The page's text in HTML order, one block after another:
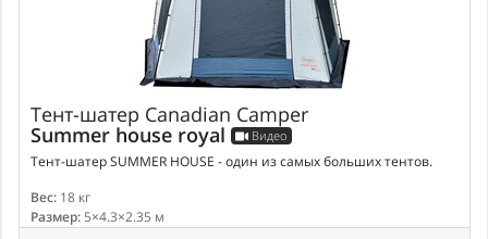
Тент-шатер Canadian Camper
Summer house royal Видео
Тент-шатер SUMMER HOUSE - один из самых больших тентов.
Вес: 18 кг
Размер:5×4.3×2.35 м